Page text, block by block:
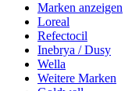
Marken anzeigen
Loreal
Refectocil
Inebrya / Dusy
Wella
Weitere Marken